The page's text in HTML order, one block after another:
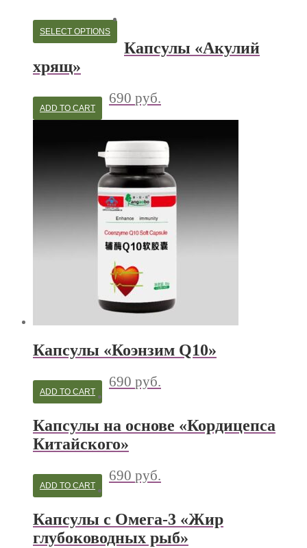
SELECT OPTIONS
Капсулы «Акулий
хрящ»
690 руб.
ADD TO CART
Капсулы «Коэнзим Q10»
690 руб.
ADD TO CART
Капсулы на основе «Кордицепса
Китайского»
690 руб.
ADD TO CART
Капсулы с Омега-3 «Жир
глубоководных рыб»